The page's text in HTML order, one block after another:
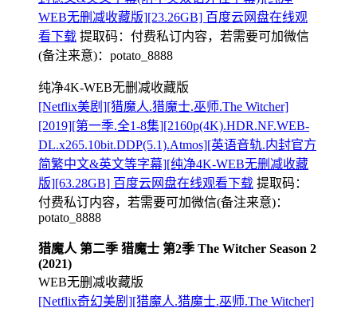
WEB无删减收藏版][23.26GB] 百度云网盘在线观
看下载 提取码： 付费私订内容，若需要可加微信
(备注来意)：potato_8888
纯净4K-WEB无删减收藏版
[Netflix美剧][猎魔人.猎魔士.巫师.The Witcher]
[2019][第一季.全1-8集][2160p(4K).HDR.NF.WEB-
DL.x265.10bit.DDP(5.1).Atmos][英语音轨.内封官方
简繁中文&英文等字幕][纯净4K-WEB无删减收藏
版][63.28GB] 百度云网盘在线观看下载 提取码：
付费私订内容，若需要可加微信(备注来意)：
potato_8888
猎魔人 第二季 猎魔士 第2季 The Witcher Season 2
(2021)
WEB无删减收藏版
[Netflix奇幻美剧][猎魔人.猎魔士.巫师.The Witcher]